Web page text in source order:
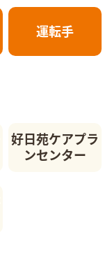
運転手
好日苑ケアプラ
ンセンター